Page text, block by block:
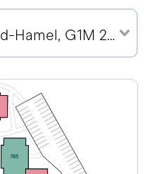
793 Boulevard Wilfrid-Hamel, G1M 2R1